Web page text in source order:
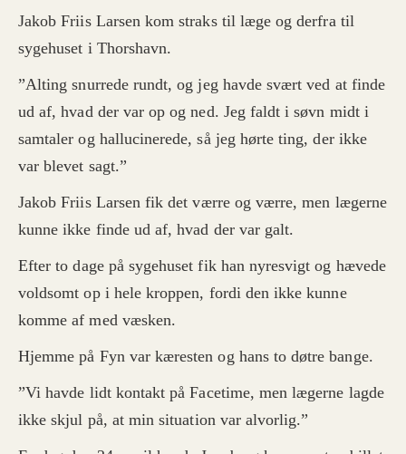
Jakob Friis Larsen kom straks til læge og derfra til
sygehuset i Thorshavn.
”Alting snurrede rundt, og jeg havde svært ved at finde
ud af, hvad der var op og ned. Jeg faldt i søvn midt i
samtaler og hallucinerede, så jeg hørte ting, der ikke
var blevet sagt.”
Jakob Friis Larsen fik det værre og værre, men lægerne
kunne ikke finde ud af, hvad der var galt.
Efter to dage på sygehuset fik han nyresvigt og hævede
voldsomt op i hele kroppen, fordi den ikke kunne
komme af med væsken.
Hjemme på Fyn var kæresten og hans to døtre bange.
”Vi havde lidt kontakt på Facetime, men lægerne lagde
ikke skjul på, at min situation var alvorlig.”